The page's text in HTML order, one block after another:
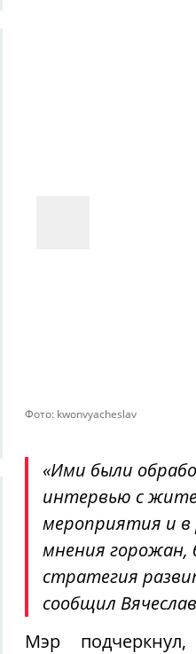
Фото: kwonvyacheslav
«Ими были
интервью с
мероприятия и в
мнения
стратегия
сообщил
Мэр